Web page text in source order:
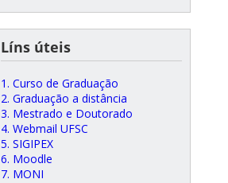
Líns úteis
1. Curso de Graduação
2. Graduação a distância
3. Mestrado e Doutorado
4. Webmail UFSC
5. SIGIPEX
6. Moodle
7. MONI